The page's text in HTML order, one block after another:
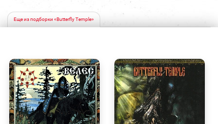
Еще из подборки «Butterfly Temple»